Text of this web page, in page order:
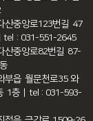
산중앙로123번길 47
tel : 031-551-2645
산중앙로82번길 87-
부읍 월문천로35 와
1층 | tel : 031-593-